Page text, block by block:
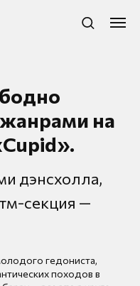
на
дэнсхолла,
секция —
гедониста,
походов в